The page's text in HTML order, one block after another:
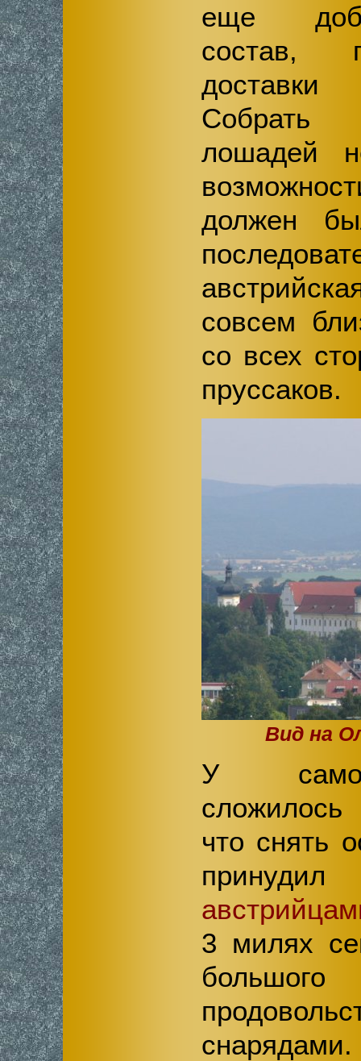
еще
состав,
доставки
лошадей
должен
совсем
со всех
пруссаков.
Вид на
У
что снять
3 милях